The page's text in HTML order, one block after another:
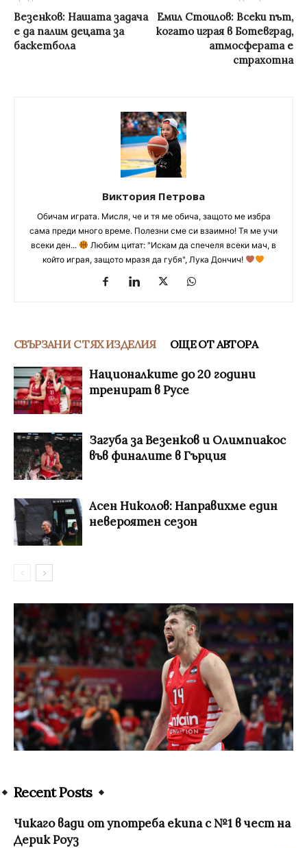
Везенков: Нашата задача
е да палим децата за
баскетбола
Емил Стоилов: Всеки път,
когато играя в Ботевград,
атмосферата е
страхотна
Виктория Петрова
Обичам играта. Мисля, че и тя ме обича, защото ме избра
сама преди много време. Полезни сме си взаимно! Тя ме учи
всеки ден...
Любим цитат: "Искам да спечеля всеки мач, в
който играя, защото мразя да губя", Лука Дончич!
СВЪРЗАНИ С ТЯХ ИЗДЕЛИЯ ОЩЕ ОТ АВТОРА
Националките до 20 години
тренират в Русе
Загуба за Везенков и Олимпиакос
във финалите в Гърция
Асен Николов: Направихме един
невероятен сезон
Recent Posts
Чикаго вади от употреба екипа с №1 в чест на
Дерик Роуз